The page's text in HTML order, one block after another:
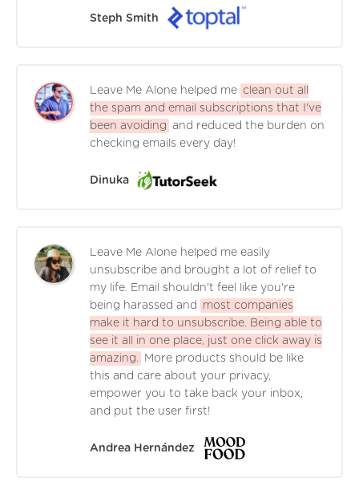
Steph Smith
Leave Me Alone helped me clean out all
the spam and email subscriptions that I've
been avoiding and reduced the burden on
checking emails every day!
Dinuka
Leave Me Alone helped me easily
unsubscribe and brought a lot of relief to
my life. Email shouldn't feel like you're
being harassed and
most companies
make it hard to unsubscribe. Being able to
see it all in one place, just one click away is
amazing.
More products should be like
this and care about your privacy,
empower you to take back your inbox,
and put the user first!
Andrea Hernández